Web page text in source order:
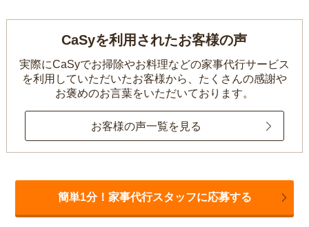
CaSyを利用されたお客様の声
実際にCaSyでお掃除やお料理などの家事代行サービス
を利用していただいたお客様から、 たくさんの感謝や
お褒めのお言葉をいただいております。
お客様の声一覧を見る
簡単1分！家事代行スタッフに応募する